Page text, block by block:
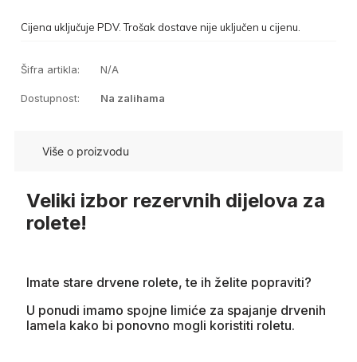
Cijena uključuje PDV. Trošak dostave nije uključen u cijenu.
Šifra artikla: N/A
Dostupnost: Na zalihama
Više o proizvodu
Veliki izbor rezervnih dijelova za
rolete!
Imate stare drvene rolete, te ih želite popraviti?
U ponudi imamo spojne limiće za spajanje drvenih
lamela kako bi ponovno mogli koristiti roletu.